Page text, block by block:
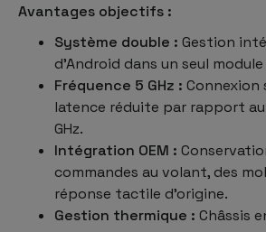
Avantages objectifs :
Système double : Gestion
d’Android dans un seul
Fréquence 5 GHz : Connexion
latence réduite par rapport
GHz.
Intégration OEM :
commandes au volant, des
réponse tactile d’origine.
Gestion thermique : Châssis